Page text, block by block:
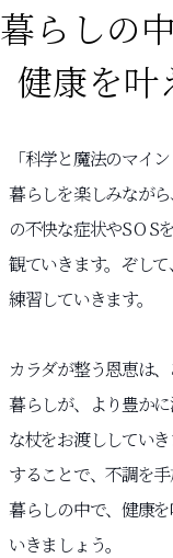
暮らしの
健康を叶
「科学と魔法のマイ
暮らしを楽しみなが
の不快な症状やS O S
観ていきます。ぞし
練習していきます。
カラダが整う恩恵は
暮らしが、より豊か
な杖をお渡ししてい
することで、不調を
暮らしの中で、健康
いきましょう。